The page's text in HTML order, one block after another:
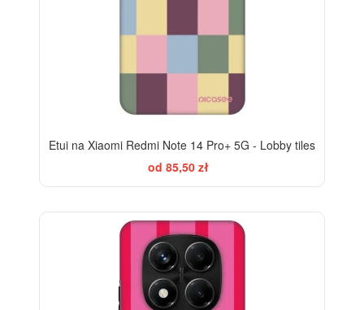
Etui na Xiaomi Redmi Note 14 Pro+ 5G - Lobby tiles
od 85,50 zł